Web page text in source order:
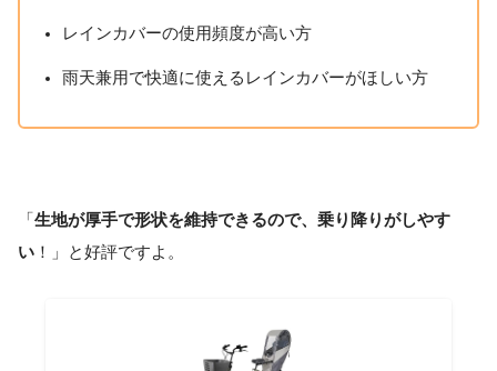
レインカバーの使用頻度が高い方
雨天兼用で快適に使えるレインカバーがほしい方
「生地が厚手で形状を維持できるので、乗り降りがしやす
い ！」と好評ですよ。